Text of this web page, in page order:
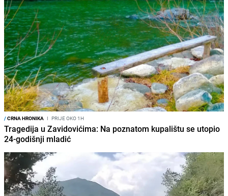
/CRNA HRONIKA I PRIJE OKO 1H
Tragedija u Zavidovićima: Na poznatom kupalištu se utopio
24-godišnji mladić